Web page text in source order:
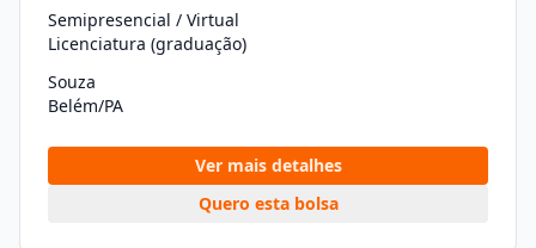
Semipresencial / Virtual
Licenciatura (graduação)
Souza
Belém/PA
Ver mais detalhes
Quero esta bolsa